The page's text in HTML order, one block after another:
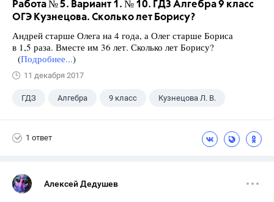
Работа № 5. Вариант 1. № 10. ГДЗ Алгебра 9 класс
ОГЭ Кузнецова. Сколько лет Борису?
Андрей старше Олега на 4 года, а Олег старше Бориса
в 1,5 раза. Вместе им 36 лет. Сколько лет Борису?
(Подробнее...)
11 декабря 2017
ГДЗ Алгебра 9 класс Кузнецова Л. В.
1 ответ
Алексей Дедушев